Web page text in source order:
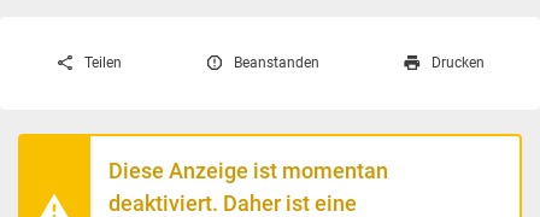
Teilen Beanstanden Drucken
Diese Anzeige ist momentan
deaktiviert. Daher ist eine